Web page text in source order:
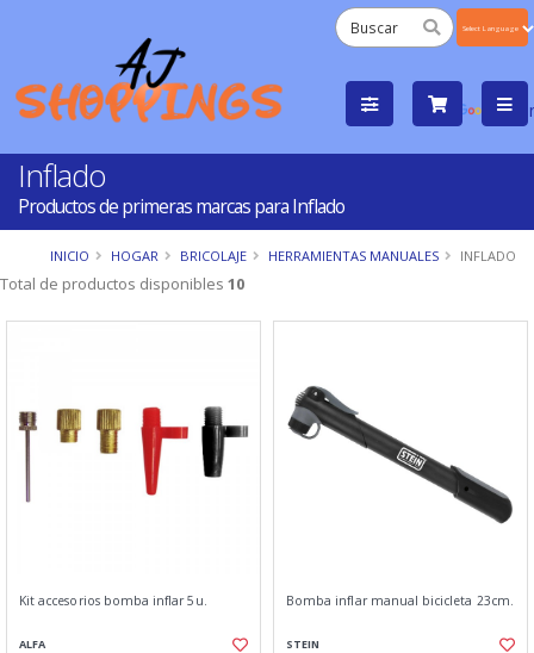
by
Inflado
Productos de primeras marcas para Inflado
INICIO HOGAR BRICOLAJE HERRAMIENTAS MANUALES INFLADO
Total de productos disponibles 10
Kit accesorios bomba inflar 5u.
ALFA
Bomba inflar manual bicicleta 23cm.
STEIN